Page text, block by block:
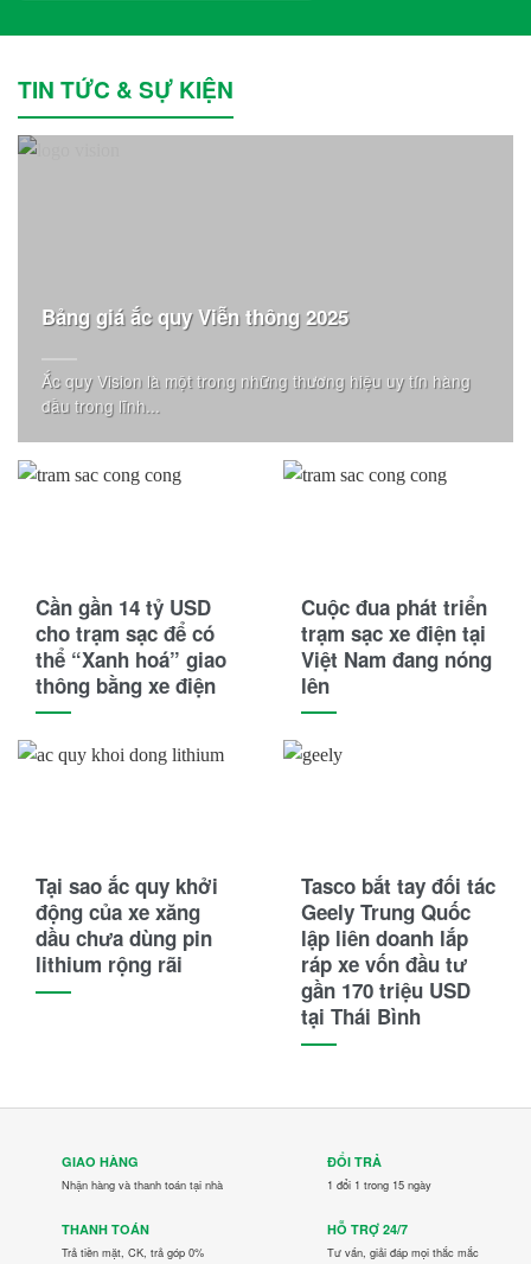
TIN TỨC & SỰ KIỆN
Bảng giá ắc quy Viễn thông 2025
Ắc quy Vision là một trong những thương hiệu uy tín hàng
đầu trong lĩnh...
Cần gần 14 tỷ USD
cho trạm sạc để có
thể “Xanh hoá” giao
thông bằng xe điện
Cuộc đua phát triển
trạm sạc xe điện tại
Việt Nam đang nóng
lên
Tại sao ắc quy khởi
động của xe xăng
dầu chưa dùng pin
lithium rộng rãi
Tasco bắt tay đối tác
Geely Trung Quốc
lập liên doanh lắp
ráp xe vốn đầu tư
gần 170 triệu USD
tại Thái Bình
GIAO HÀNG
Nhận hàng và thanh toán tại nhà
ĐỔI TRẢ
1 đổi 1 trong 15 ngày
THANH TOÁN
Trả tiền mặt, CK, trả góp 0%
HỖ TRỢ 24/7
Tư vấn, giải đáp mọi thắc mắc